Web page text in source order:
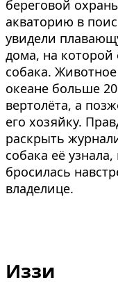
береговой
акваторию в
увидели
дома, на которой
собака.
океане больше
вертолёта, а
его хозяйку.
раскрыть
собака её
бросилась
владелице.
Иззи